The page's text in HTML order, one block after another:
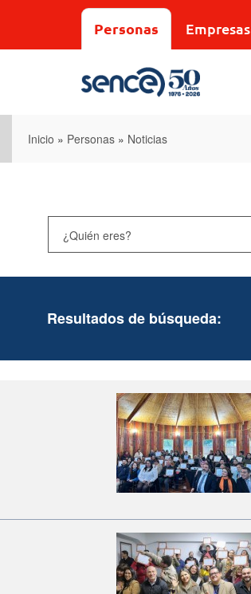
Personas Empresas
Inicio » Personas » Noticias
Resultados de búsqueda: